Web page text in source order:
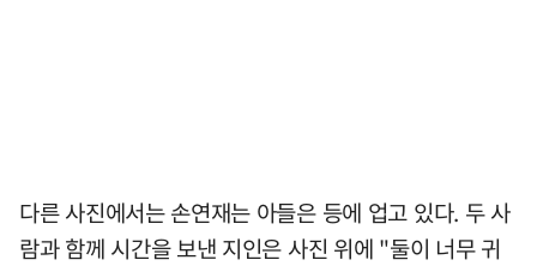
다른 사진에서는 손연재는 아들은 등에 업고 있다. 두 사
람과 함께 시간을 보낸 지인은 사진 위에 "둘이 너무 귀